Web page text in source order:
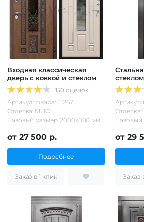
Входная классическая
дверь с ковкой и стеклом
150 оценок
Артикул товара: Е1267
Отделка: МДФ
Базовый размер: 2000х800 мм
от 27 500 р.
Подробнее
Заказ в 1 клик
Артикул
Базовый
от 29